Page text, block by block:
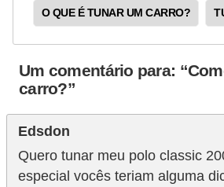
O QUE É TUNAR UM CARRO?
Um comentário para:
carro?”
Edsdon
Quero tunar meu polo classic
especial vocês teriam alguma